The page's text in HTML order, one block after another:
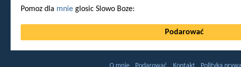
Pomoz dla mnie glosic Slowo Boze:
Podarować